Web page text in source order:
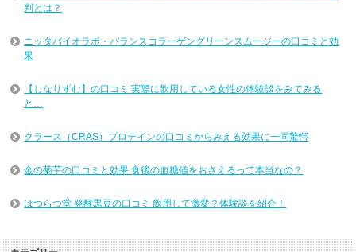
判とは？
ニッタバイオラボ・バランスコラーゲングリーンスムージーの口コミと効
果
【しなりずむ】の口コミ 実際に飲用している女性の体験談をみてみる
と…
クラース（CRAS）プロテインの口コミからみえる効果に一同驚愕
金の菊芋の口コミと効果 食後の血糖値をおさえるって本当なの？
はつらつ堂 発酵黒豆の口コミ 飲用して激変？体験談を紹介！